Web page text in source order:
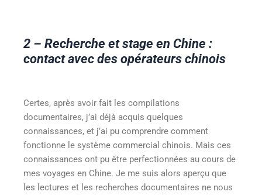
2 – Recherche et stage en Chine :
contact avec des opérateurs chinois
Certes, après avoir fait les compilations
documentaires, j’ai déjà acquis quelques
connaissances, et j’ai pu comprendre comment
fonctionne le système commercial chinois. Mais ces
connaissances ont pu être perfectionnées au cours de
mes voyages en Chine. Je me suis alors aperçu que
les lectures et les recherches documentaires ne nous